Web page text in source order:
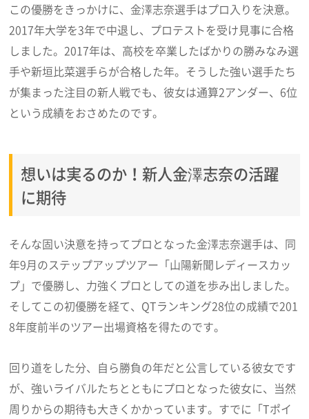
この優勝をきっかけに、金澤志奈選手はプロ入りを決意。
2017年大学を3年で中退し、プロテストを受け見事に合格
しました。2017年は、高校を卒業したばかりの勝みなみ選
手や新垣比菜選手らが合格した年。そうした強い選手たち
が集まった注目の新人戦でも、彼女は通算2アンダー、6位
という成績をおさめたのです。
想いは実るのか！新人金澤志奈の活躍
に期待
そんな固い決意を持ってプロとなった金澤志奈選手は、同
年9月のステップアップツアー「山陽新聞レディースカッ
プ」で優勝し、力強くプロとしての道を歩み出しました。
そしてこの初優勝を経て、QTランキング28位の成績で201
8年度前半のツアー出場資格を得たのです。
回り道をした分、自ら勝負の年だと公言している彼女です
が、強いライバルたちとともにプロとなった彼女に、当然
周りからの期待も大きくかかっています。すでに「Tポイ